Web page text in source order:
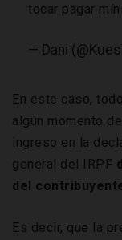
tocar pagar
— Dani
En este caso,
algún momento
ingreso en la
general del IRPF
del
Es decir, que la